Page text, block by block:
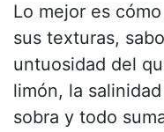
Lo mejor es
sus texturas,
untuosidad del
limón, la
sobra y todo